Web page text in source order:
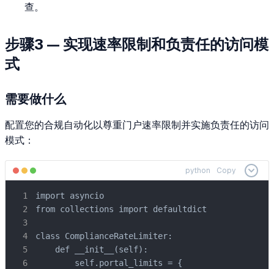
查。
步骤3 — 实现速率限制和负责任的访问模
式
需要做什么
配置您的合规自动化以尊重门户速率限制并实施负责任的访问
模式：
python Copy
import asyncio
from collections import defaultdict
class ComplianceRateLimiter:
    def __init__(self):
        self.portal_limits = {